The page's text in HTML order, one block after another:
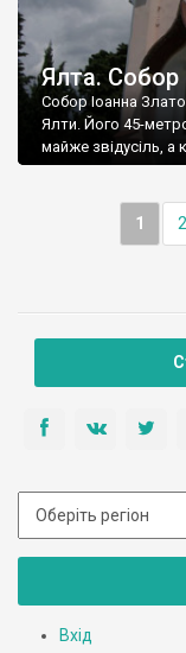
Ялта. Собор
Собор Іоанна
Ялти. Його 45-
майже звідусіль, а
1 2
Вхід